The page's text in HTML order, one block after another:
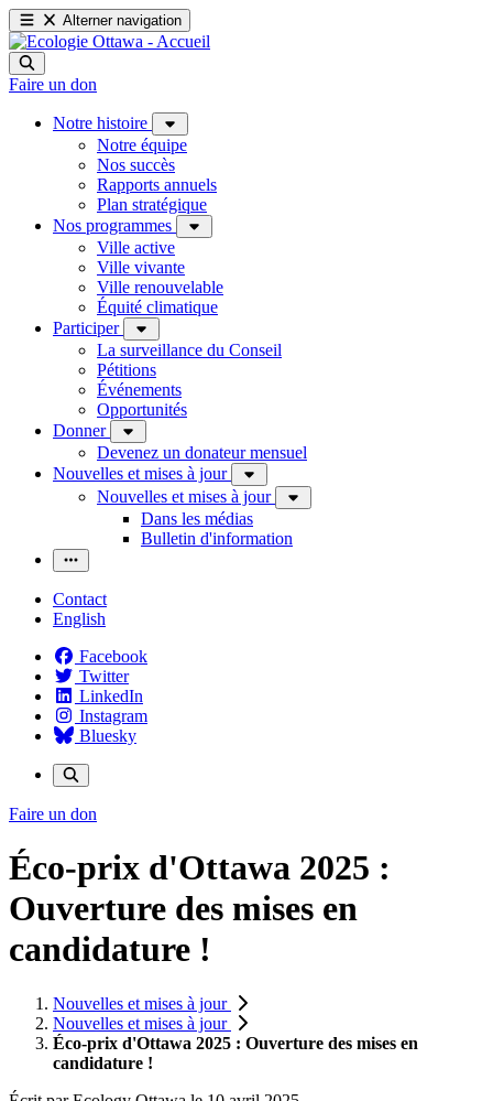
Alterner navigation
Faire un don
Notre histoire
Notre équipe
Nos succès
Rapports annuels
Plan stratégique
Nos programmes
Ville active
Ville vivante
Ville renouvelable
Équité climatique
Participer
La surveillance du Conseil
Pétitions
Événements
Opportunités
Donner
Devenez un donateur mensuel
Nouvelles et mises à jour
Nouvelles et mises à jour
Dans les médias
Bulletin d'information
Contact
English
Facebook
Twitter
LinkedIn
Instagram
Bluesky
Faire un don
Éco-prix d'Ottawa 2025 :
Ouverture des mises en
candidature !
Nouvelles et mises à jour
Nouvelles et mises à jour
Éco-prix d'Ottawa 2025 : Ouverture des mises en
candidature !